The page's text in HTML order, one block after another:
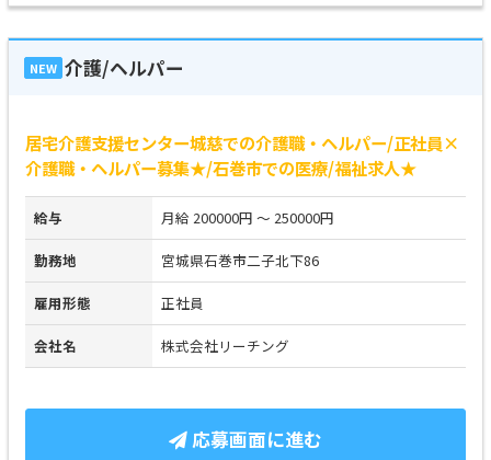
NEW 介護/ヘルパー
居宅介護支援センター城慈での介護職・ヘルパー/正社員×
介護職・ヘルパー募集★/石巻市での医療/福祉求人★
給与 月給 200000円 ～ 250000円
勤務地 宮城県石巻市二子北下86
雇用形態 正社員
会社名 株式会社リーチング
応募画面に進む